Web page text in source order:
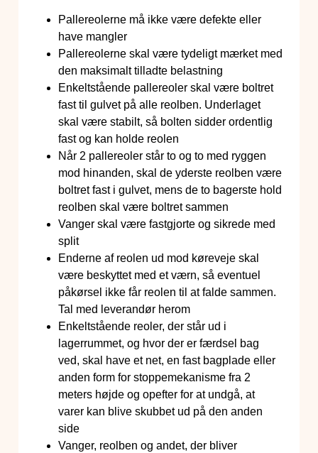
Pallereolerne må ikke være defekte eller
have mangler
Pallereolerne skal være tydeligt mærket med
den maksimalt tilladte belastning
Enkeltstående pallereoler skal være boltret
fast til gulvet på alle reolben. Underlaget
skal være stabilt, så bolten sidder ordentlig
fast og kan holde reolen
Når 2 pallereoler står to og to med ryggen
mod hinanden, skal de yderste reolben være
boltret fast i gulvet, mens de to bagerste hold
reolben skal være boltret sammen
Vanger skal være fastgjorte og sikrede med
split
Enderne af reolen ud mod køreveje skal
være beskyttet med et værn, så eventuel
påkørsel ikke får reolen til at falde sammen.
Tal med leverandør herom
Enkeltstående reoler, der står ud i
lagerrummet, og hvor der er færdsel bag
ved, skal have et net, en fast bagplade eller
anden form for stoppemekanisme fra 2
meters højde og opefter for at undgå, at
varer kan blive skubbet ud på den anden
side
Vanger, reolben og andet, der bliver